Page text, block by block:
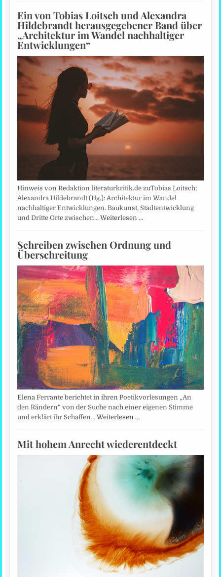
Ein von Tobias Loitsch und Alexandra
Hildebrandt herausgegebener Band über
„Architektur im Wandel nachhaltiger
Entwicklungen“
Hinweis von Redaktion literaturkritik.de zuTobias Loitsch;
Alexandra Hildebrandt (Hg.): Architektur im Wandel
nachhaltiger Entwicklungen. Baukunst, Stadtentwicklung
und Dritte Orte zwischen…Weiterlesen …
Schreiben zwischen Ordnung und
Überschreitung
Elena Ferrante berichtet in ihren Poetikvorlesungen „An
den Rändern“ von der Suche nach einer eigenen Stimme
und erklärt ihr Schaffen…Weiterlesen …
Mit hohem Anrecht wiederentdeckt